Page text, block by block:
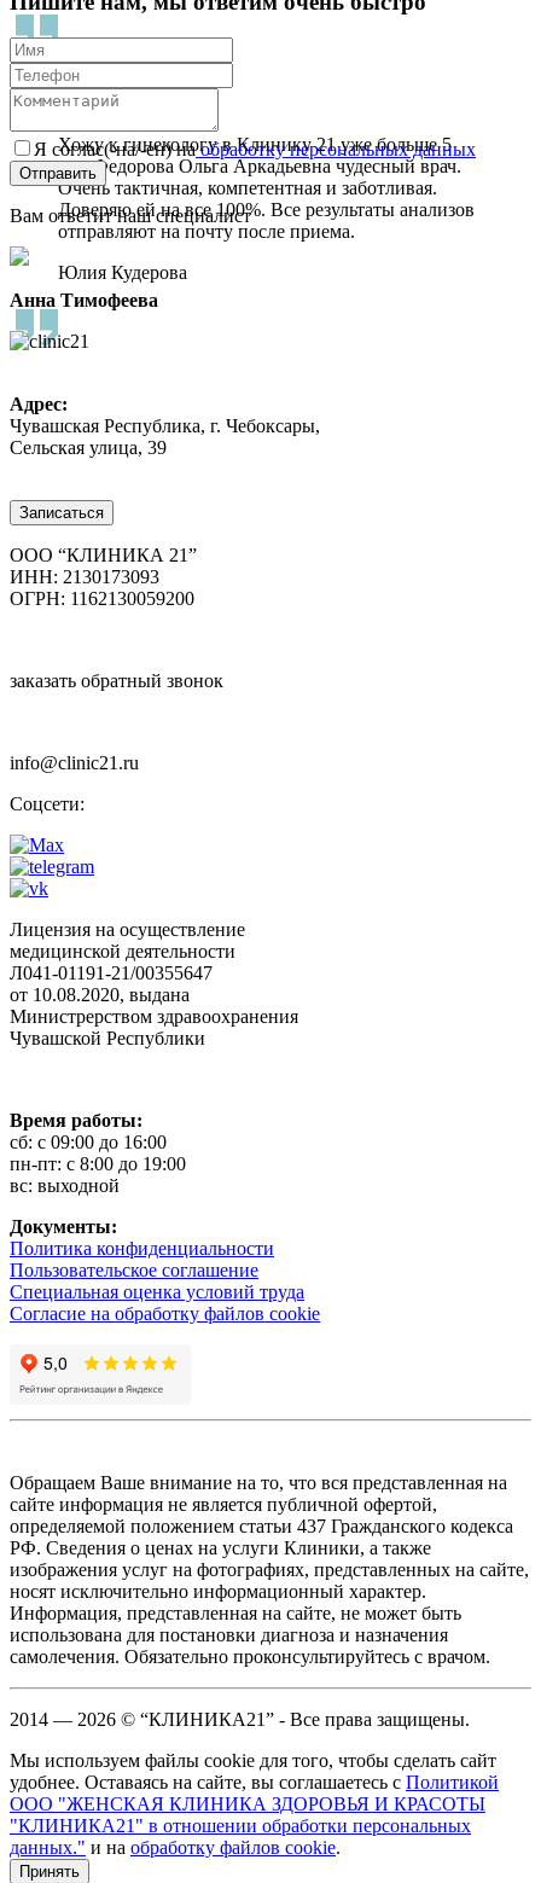
Хожу к гинекологу в Клинику 21 уже больше 5
лет. Федорова Ольга Аркадьевна чудесный врач.
Очень тактичная, компетентная и заботливая.
Доверяю ей на все 100%. Все результаты анализов
отправляют на почту после приема.
Юлия Кудерова
Я соглас(-на/-ен) наобработку персональных данных
Вам ответит наш специалист
Анна Тимофеева
Адрес:
Чувашская Республика, г. Чебоксары,
Сельская улица, 39
Записаться
ООО “КЛИНИКА 21”
ИНН: 2130173093
ОГРН: 1162130059200
заказать обратный звонок
info@clinic21.ru
Соцсети:
Лицензия на осуществление
медицинской деятельности
Л041-01191-21/00355647
от 10.08.2020, выдана
Министрерством здравоохранения
Чувашской Республики
Время работы:
сб: с 09:00 до 16:00
пн-пт: с 8:00 до 19:00
вс: выходной
Документы:
Политика конфиденциальности
Пользовательское соглашение
Специальная оценка условий труда
Согласие на обработку файлов cookie
Обращаем Ваше внимание на то, что вся представленная на
сайте информация не является публичной офертой,
определяемой положением статьи 437 Гражданского кодекса
РФ. Сведения о ценах на услуги Клиники, а также
изображения услуг на фотографиях, представленных на сайте,
носят исключительно информационный характер.
Информация, представленная на сайте, не может быть
использована для постановки диагноза и назначения
самолечения. Обязательно проконсультируйтесь с врачом.
2014 — 2026 © “КЛИНИКА21” - Все права защищены.
Мы используем файлы cookie для того, чтобы сделать сайт
удобнее. Оставаясь на сайте, вы соглашаетесь с Политикой
ООО "ЖЕНСКАЯ КЛИНИКА ЗДОРОВЬЯ И КРАСОТЫ
"КЛИНИКА21" в отношении обработки персональных
данных." и на обработку файлов cookie.
Принять